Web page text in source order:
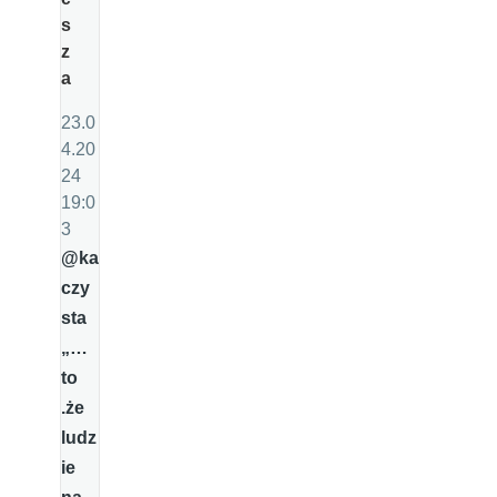
s
z
a
23.0
4.20
24
19:0
3
@ka
czy
sta
„…
to
.że
ludz
ie